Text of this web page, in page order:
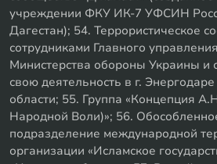
учреждении ФКУ ИК-7 УФСИН
Дагестан); 54. Террористическое
сотрудниками Главного
Министерства обороны Украины и
свою деятельность в г.
области; 55. Группа «Концепция
Народной Воли)»; 56.
подразделение международной
организации «Исламское